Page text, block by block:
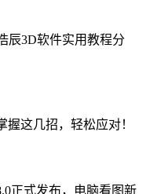
辰3D软件实用教程分
这几招，轻松应对！
正式发布，电脑看图新